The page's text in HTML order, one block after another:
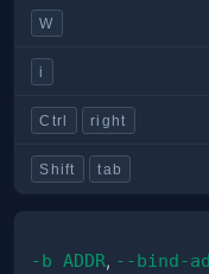
W
i
Ctrl right
Shift tab
-b ADDR, --bind-